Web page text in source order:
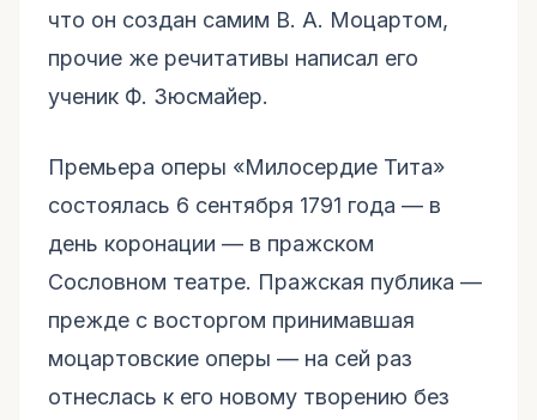
что он создан самим В. А. Моцартом,
прочие же речитативы написал его
ученик Ф. Зюсмайер.
Премьера оперы «Милосердие Тита»
состоялась 6 сентября 1791 года — в
день коронации — в пражском
Сословном театре. Пражская публика —
прежде с восторгом принимавшая
моцартовские оперы — на сей раз
отнеслась к его новому творению без